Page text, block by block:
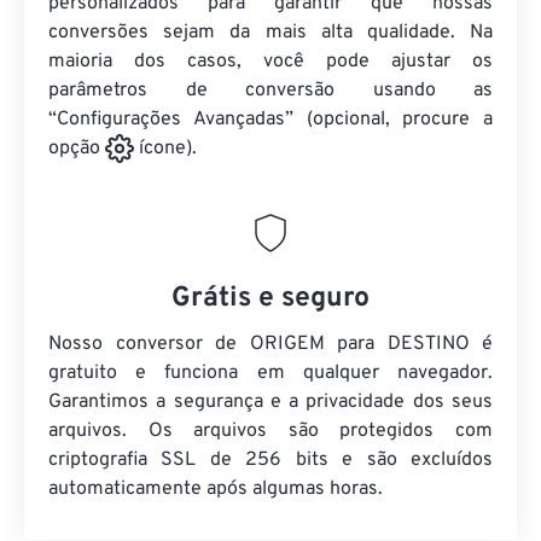
conversões sejam da mais alta qualidade. Na
maioria dos casos, você pode ajustar os
parâmetros de conversão usando as
“Configurações Avançadas” (opcional, procure a
opção
ícone).
Grátis e seguro
Nosso conversor de ORIGEM para DESTINO é
gratuito e funciona em qualquer navegador.
Garantimos a segurança e a privacidade dos seus
arquivos. Os arquivos são protegidos com
criptografia SSL de 256 bits e são excluídos
automaticamente após algumas horas.